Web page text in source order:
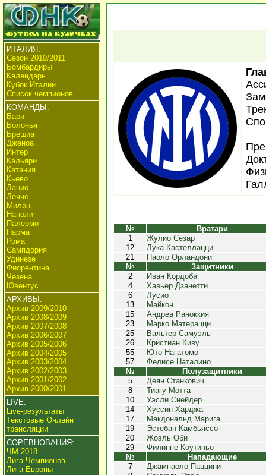
ИТАЛИЯ:
Сезон 2010/2011
Бомбардиры
Календарь
Кубок Италии
Список чемпионов
КОМАНДЫ:
Бари
Болонья
Брешиа
Дженоа
Интер
Кальяри
Катания
Кьево
Лацио
Лечче
Милан
Наполи
Палермо
Парма
Рома
Сампдория
Удинезе
Фиорентина
Чезена
Ювентус
АРХИВЫ:
Архив 2009/2010
Архив 2008/2009
Архив 2007/2008
Архив 2006/2007
Архив 2005/2006
Архив 2004/2005
Архив 2003/2004
Архив 2002/2003
Архив 2001/2002
Архив 2000/2001
LIVE:
Live-результаты
Текстовые Онлайн
трансляции
СОРЕВНОВАНИЯ:
ЧМ 2018
Лига Чемпионов
Лига Европы
№
Вратари
1
Жулио Сезар
12
Лука Кастеллацци
21
Паоло Орландони
№
Защитники
2
Иван Кордоба
4
Хавьер Дзанетти
6
Лусио
13
Майкон
15
Андреа Раноккия
23
Марко Матерацци
25
Вальтер Самуэль
26
Кристиан Киву
55
Юто Нагатомо
57
Фелисе Наталино
№
Полузащитники
5
Деян Станкович
8
Тиагу Мотта
10
Уэсли Снейдер
14
Хуссин Харджа
17
Макдональд Марига
19
Эстебан Камбьяссо
20
Жоэль Оби
29
Филиппе Коутиньо
№
Нападающие
7
Джампаоло Паццини